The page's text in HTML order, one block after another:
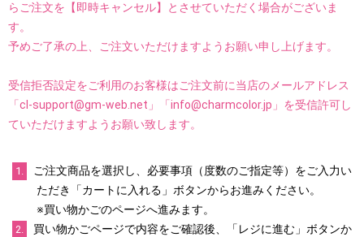
らご注文を【即時キャンセル】とさせていただく場合がございま
す。
予めご了承の上、ご注文いただけますようお願い申し上げます。
受信拒否設定をご利用のお客様はご注文前に当店のメールアドレス
「cl-support@gm-web.net」「info@charmcolor.jp」を受信許可し
ていただけますようお願い致します。
ご注文商品を選択し、必要事項（度数のご指定等）をご入力い
ただき「カートに入れる」ボタンからお進みください。
※買い物かごのページへ進みます。
買い物かごページで内容をご確認後、「レジに進む」ボタンか